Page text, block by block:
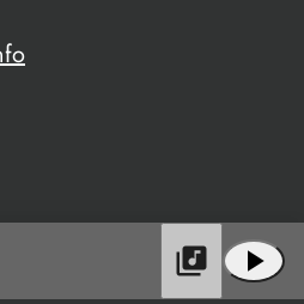
play_arrow
library_music